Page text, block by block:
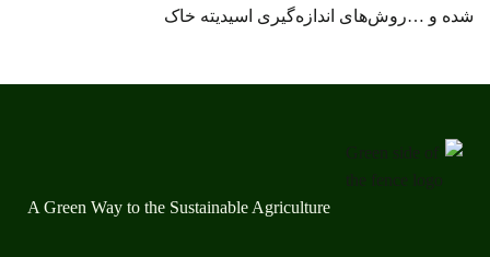
شده و …روش‌های اندازه‌گیری اسیدیته خاک
A Green Way to the Sustainable Agriculture